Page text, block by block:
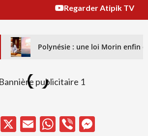
Regarder Atipik TV
Polynésie : une loi Morin enfin
Facebook
X EmailWhatsApp
Viber